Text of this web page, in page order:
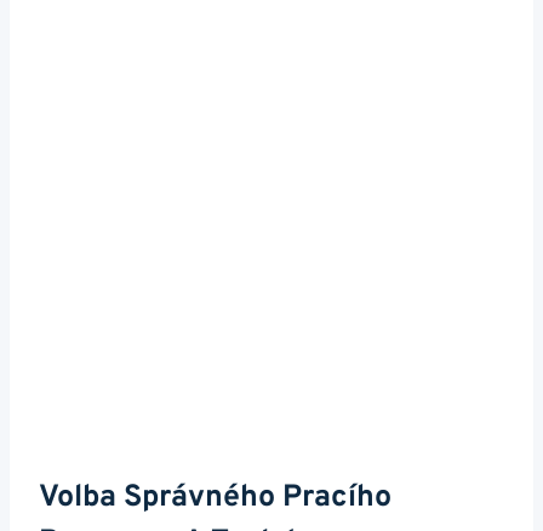
Volba Správného Pracího